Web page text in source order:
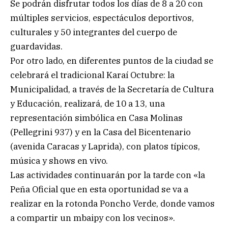
Se podrán disfrutar todos los días de 8 a 20 con
múltiples servicios, espectáculos deportivos,
culturales y 50 integrantes del cuerpo de
guardavidas.
Por otro lado, en diferentes puntos de la ciudad se
celebrará el tradicional Karaí Octubre: la
Municipalidad, a través de la Secretaría de Cultura
y Educación, realizará, de 10 a 13, una
representación simbólica en Casa Molinas
(Pellegrini 937) y en la Casa del Bicentenario
(avenida Caracas y Laprida), con platos típicos,
música y shows en vivo.
Las actividades continuarán por la tarde con «la
Peña Oficial que en esta oportunidad se va a
realizar en la rotonda Poncho Verde, donde vamos
a compartir un mbaipy con los vecinos».